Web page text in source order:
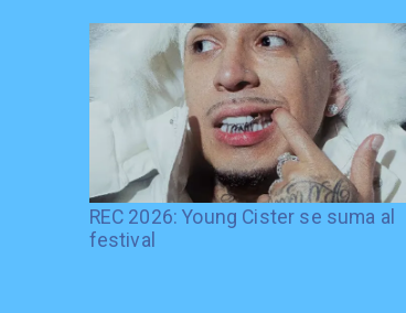
REC 2026: Young Cister se suma al
festival